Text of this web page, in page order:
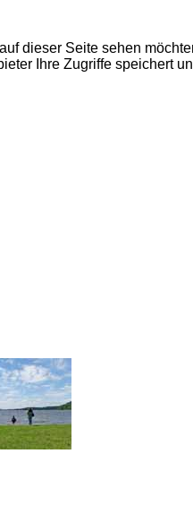
dieser Seite sehen
Ihre Zugriffe speichert